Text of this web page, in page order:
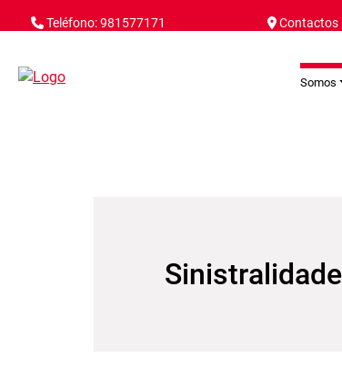
Teléfono: 981577171 Contactos
Somos